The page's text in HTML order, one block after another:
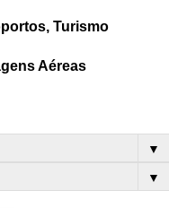
Turismo
Aéreas
▼
▼